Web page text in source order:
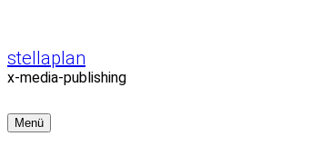
überspringen
stellaplan
x-media-publishing
Menü